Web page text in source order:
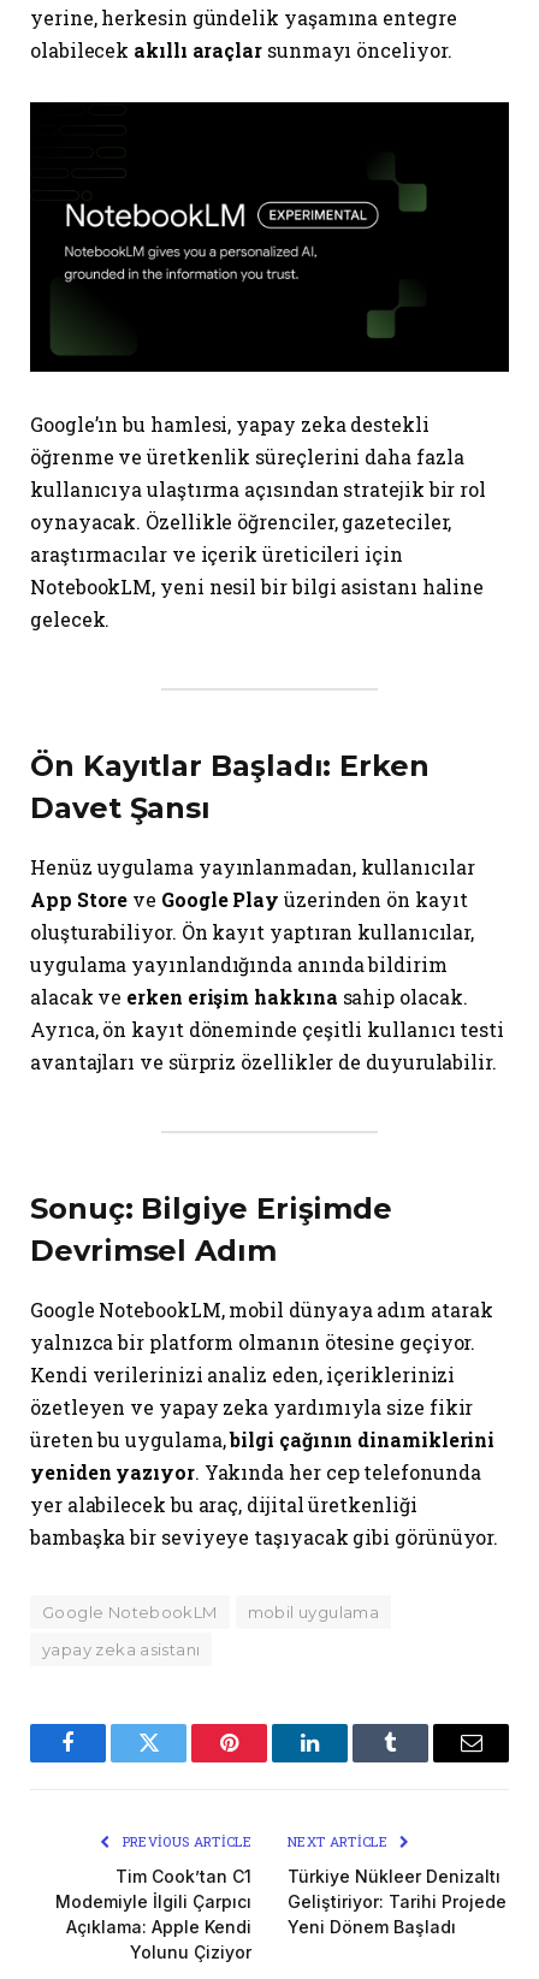
yerine, herkesin gündelik yaşamına entegre
olabilecek akıllı araçlar sunmayı önceliyor.
Google’ın bu hamlesi, yapay zeka destekli
öğrenme ve üretkenlik süreçlerini daha fazla
kullanıcıya ulaştırma açısından stratejik bir rol
oynayacak. Özellikle öğrenciler, gazeteciler,
araştırmacılar ve içerik üreticileri için
NotebookLM, yeni nesil bir bilgi asistanı haline
gelecek.
Ön Kayıtlar Başladı: Erken
Davet Şansı
Henüz uygulama yayınlanmadan, kullanıcılar
App Store ve Google Play üzerinden ön kayıt
oluşturabiliyor. Ön kayıt yaptıran kullanıcılar,
uygulama yayınlandığında anında bildirim
alacak ve erken erişim hakkına sahip olacak.
Ayrıca, ön kayıt döneminde çeşitli kullanıcı testi
avantajları ve sürpriz özellikler de duyurulabilir.
Sonuç: Bilgiye Erişimde
Devrimsel Adım
Google NotebookLM, mobil dünyaya adım atarak
yalnızca bir platform olmanın ötesine geçiyor.
Kendi verilerinizi analiz eden, içeriklerinizi
özetleyen ve yapay zeka yardımıyla size fikir
üreten bu uygulama,bilgi çağının dinamiklerini
yeniden yazıyor. Yakında her cep telefonunda
yer alabilecek bu araç, dijital üretkenliği
bambaşka bir seviyeye taşıyacak gibi görünüyor.
Google NotebookLM
mobil uygulama
yapay zeka asistanı
FacebookTwitter Pinterest LinkedInTumblr Email
PREVIOUS ARTICLE
Tim Cook’tan C1
Modemiyle İlgili Çarpıcı
Açıklama: Apple Kendi
Yolunu Çiziyor
NEXT ARTICLE
Türkiye Nükleer Denizaltı
Geliştiriyor: Tarihi Projede
Yeni Dönem Başladı